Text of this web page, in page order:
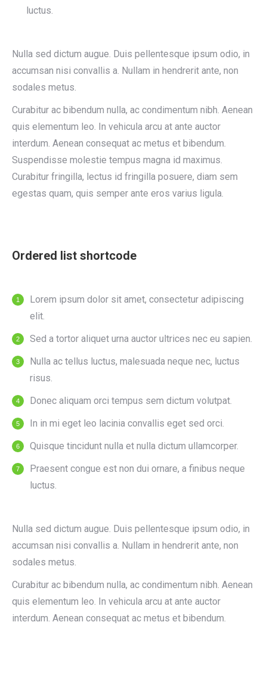
luctus.
Nulla sed dictum augue. Duis pellentesque ipsum odio, in
accumsan nisi convallis a. Nullam in hendrerit ante, non
sodales metus.
Curabitur ac bibendum nulla, ac condimentum nibh. Aenean
quis elementum leo. In vehicula arcu at ante auctor
interdum. Aenean consequat ac metus et bibendum.
Suspendisse molestie tempus magna id maximus.
Curabitur fringilla, lectus id fringilla posuere, diam sem
egestas quam, quis semper ante eros varius ligula.
Ordered list shortcode
Lorem ipsum dolor sit amet, consectetur adipiscing
elit.
Sed a tortor aliquet urna auctor ultrices nec eu sapien.
Nulla ac tellus luctus, malesuada neque nec, luctus
risus.
Donec aliquam orci tempus sem dictum volutpat.
In in mi eget leo lacinia convallis eget sed orci.
Quisque tincidunt nulla et nulla dictum ullamcorper.
Praesent congue est non dui ornare, a finibus neque
luctus.
Nulla sed dictum augue. Duis pellentesque ipsum odio, in
accumsan nisi convallis a. Nullam in hendrerit ante, non
sodales metus.
Curabitur ac bibendum nulla, ac condimentum nibh. Aenean
quis elementum leo. In vehicula arcu at ante auctor
interdum. Aenean consequat ac metus et bibendum.